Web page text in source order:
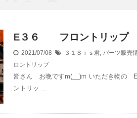
E３６ フロントリップ
2021/07/08 ３１８ｉｓ君 パーツ販売
ロントリップ
皆さん お晩ですm(__)m いただき物の
ントリッ …